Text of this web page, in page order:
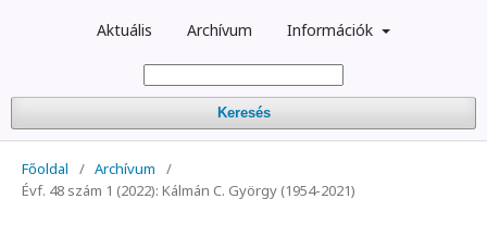
Aktuális Archívum Információk
Keresés
Főoldal / Archívum
/
Évf. 48 szám 1 (2022): Kálmán C. György (1954-2021)